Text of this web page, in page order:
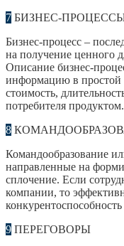
7 БИЗНЕС-
Бизнес-процесс –
на получение ценного
Описание бизнес-
информацию в простой
стоимость,
потребителя продуктом.
8
Командообразование
направленные на
сплочение. Если
компании, то
9 ПЕРЕГОВОРЫ